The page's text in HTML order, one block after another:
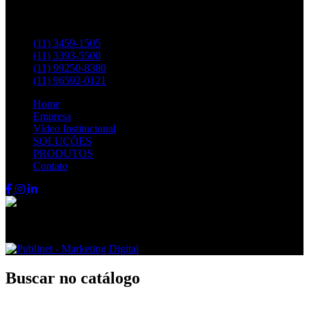
(11) 3459-1505
(11) 3393-5500
(11) 99250-8380
(11) 96592-0121
Home
Empresa
Vídeo Institucional
SOLUÇÕES
PRODUTOS
Contato
Buscar no catálogo